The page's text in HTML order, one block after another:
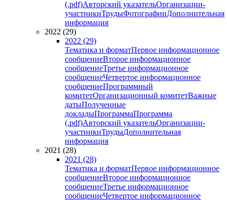
(.pdf)Авторский указательОрганизации-
участникиТрудыФотографииДополнительная
информация
2022 (29)
2022 (29)
Тематика и форматПервое информационное
сообщениеВторое информационное
сообщениеТретье информационное
сообщениеЧетвертое информационное
сообщениеПрограммный
комитетОрганизационный комитетВажные
датыПолученные
докладыПрограммаПрограмма
(.pdf)Авторский указательОрганизации-
участникиТрудыДополнительная
информация
2021 (28)
2021 (28)
Тематика и форматПервое информационное
сообщениеВторое информационное
сообщениеТретье информационное
сообщениеЧетвертое информационное